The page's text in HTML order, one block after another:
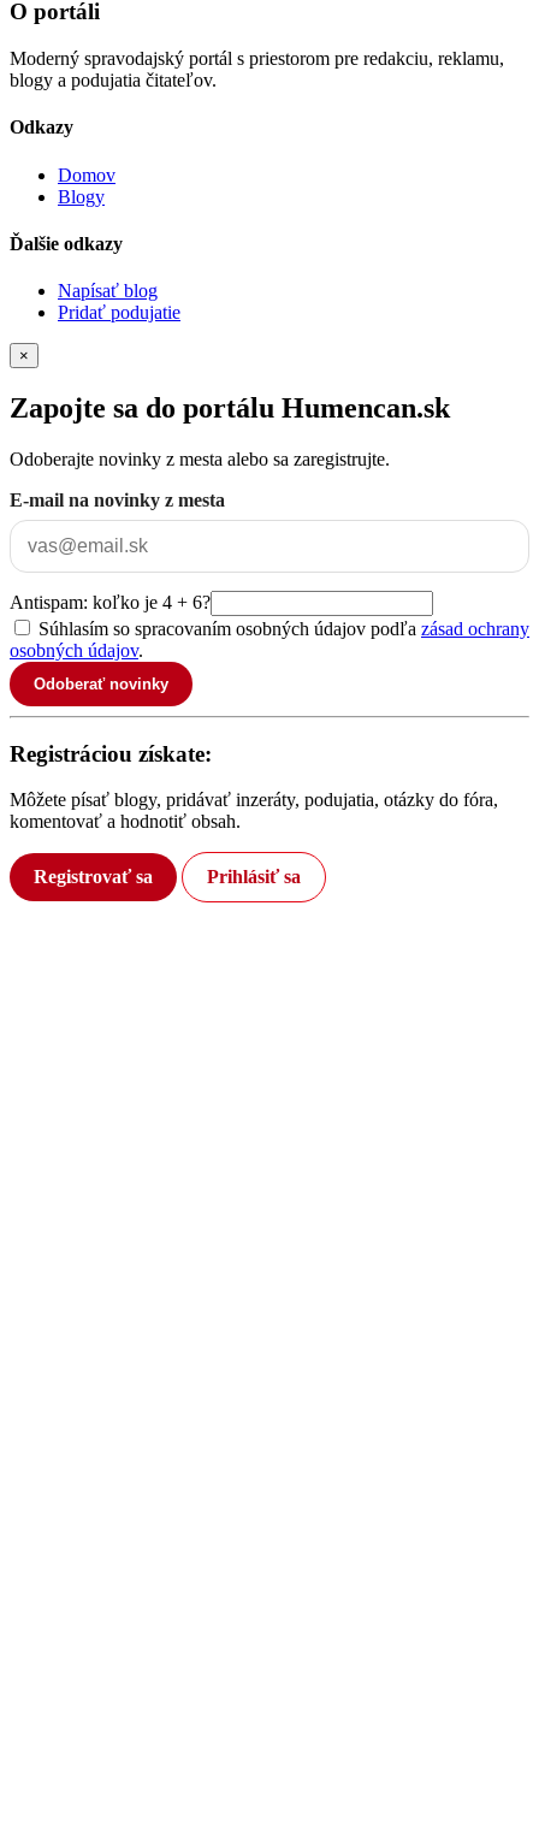
O portáli
Moderný spravodajský portál s priestorom pre redakciu, reklamu,
blogy a podujatia čitateľov.
Odkazy
Domov
Blogy
Ďalšie odkazy
Napísať blog
Pridať podujatie
×
Zapojte sa do portálu Humencan.sk
Odoberajte novinky z mesta alebo sa zaregistrujte.
E-mail na novinky z mesta
Antispam: koľko je 4 + 6?
Súhlasím so spracovaním osobných údajov podľa zásad ochrany
osobných údajov.
Odoberať novinky
Registráciou získate:
Môžete písať blogy, pridávať inzeráty, podujatia, otázky do fóra,
komentovať a hodnotiť obsah.
Registrovať sa Prihlásiť sa